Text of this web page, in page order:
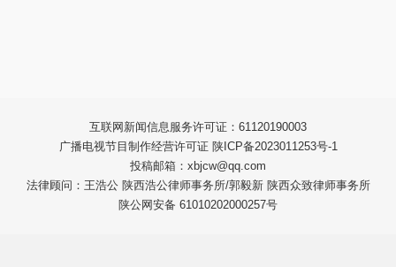
互联网新闻信息服务许可证：61120190003
广播电视节目制作经营许可证 陕ICP备2023011253号-1
投稿邮箱：xbjcw@qq.com
法律顾问：王浩公 陕西浩公律师事务所/郭毅新 陕西众致律师事务所
陕公网安备 61010202000257号